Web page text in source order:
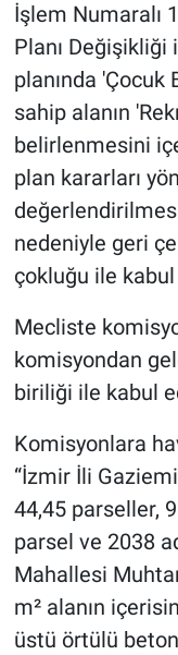
İşlem Numaralı
Planı
planında 'Çocuk
sahip alanın
belirlenmesini
plan kararları
nedeniyle geri
çokluğu ile
Mecliste
komisyondan
biriliği ile kabul
Komisyonlara
“İzmir İli
44,45 parseller,
parsel ve 2038
Mahallesi
m² alanın
üstü örtülü beton